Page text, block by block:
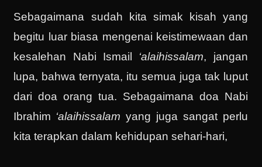
Sebagaimana sudah kita simak kisah yang
begitu luar biasa mengenai keistimewaan dan
kesalehan Nabi Ismail ‘alaihissalam, jangan
lupa, bahwa ternyata, itu semua juga tak luput
dari doa orang tua. Sebagaimana doa Nabi
Ibrahim ‘alaihissalam yang juga sangat perlu
kita terapkan dalam kehidupan sehari-hari,